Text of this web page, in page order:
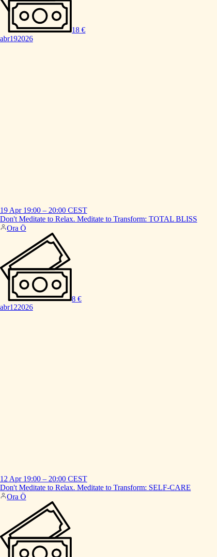
18 €
abr192026
19 Apr 19:00 – 20:00 CEST
Don't Meditate to Relax. Meditate to Transform: TOTAL BLISS
Ora Ö
8 €
abr122026
12 Apr 19:00 – 20:00 CEST
Don't Meditate to Relax. Meditate to Transform: SELF-CARE
Ora Ö